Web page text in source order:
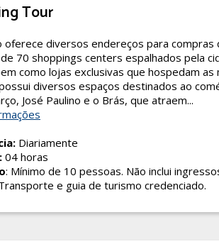
Tour
oferece diversos endereços para
70 shoppings centers espalhados pela
como lojas exclusivas que hospedam
diversos espaços destinados ao
José Paulino e o Brás, que atraem...
Diariamente
04 horas
: Mínimo de 10 pessoas. Não inclui
e guia de turismo credenciado.